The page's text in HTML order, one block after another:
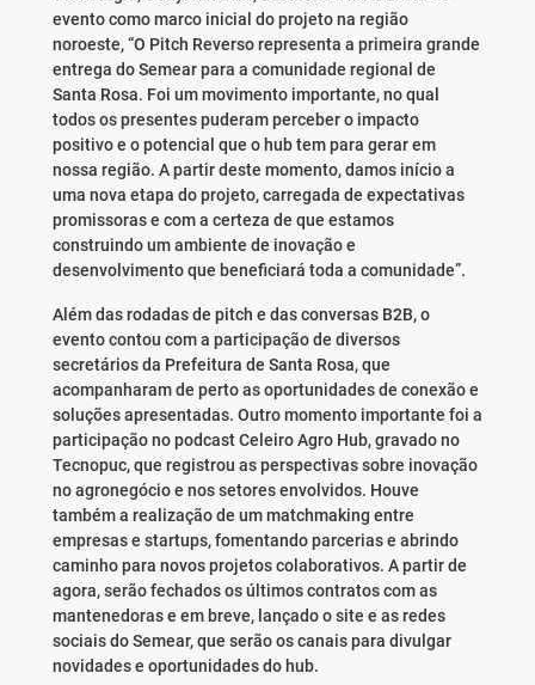
evento como marco inicial do projeto na região
noroeste, “O Pitch Reverso representa a primeira grande
entrega do Semear para a comunidade regional de
Santa Rosa. Foi um movimento importante, no qual
todos os presentes puderam perceber o impacto
positivo e o potencial que o hub tem para gerar em
nossa região. A partir deste momento, damos início a
uma nova etapa do projeto, carregada de expectativas
promissoras e com a certeza de que estamos
construindo um ambiente de inovação e
desenvolvimento que beneficiará toda a comunidade”.
Além das rodadas de pitch e das conversas B2B, o
evento contou com a participação de diversos
secretários da Prefeitura de Santa Rosa, que
acompanharam de perto as oportunidades de conexão e
soluções apresentadas. Outro momento importante foi a
participação no podcast Celeiro Agro Hub, gravado no
Tecnopuc, que registrou as perspectivas sobre inovação
no agronegócio e nos setores envolvidos. Houve
também a realização de um matchmaking entre
empresas e startups, fomentando parcerias e abrindo
caminho para novos projetos colaborativos. A partir de
agora, serão fechados os últimos contratos com as
mantenedoras e em breve, lançado o site e as redes
sociais do Semear, que serão os canais para divulgar
novidades e oportunidades do hub.